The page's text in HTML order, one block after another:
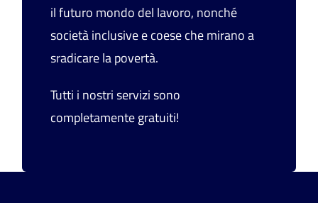
il futuro mondo del lavoro, nonché
società inclusive e coese che mirano a
sradicare la povertà.
Tutti i nostri servizi sono
completamente gratuiti!